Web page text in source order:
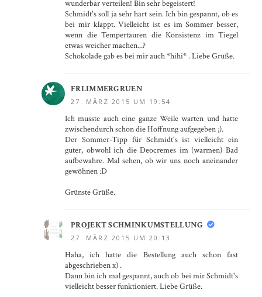
wunderbar verteilen! Bin sehr begeistert!
Schmidt's soll ja sehr hart sein. Ich bin gespannt, ob es
bei mir klappt. Vielleicht ist es im Sommer besser,
wenn die Tempertauren die Konsistenz im Tiegel
etwas weicher machen...?
Schokolade gab es bei mir auch *hihi* . Liebe Grüße.
FRLIMMERGRUEN
27. MÄRZ 2015 UM 19:54
Ich musste auch eine ganze Weile warten und hatte
zwischendurch schon die Hoffnung aufgegeben ;).
Der Sommer-Tipp für Schmidt's ist vielleicht ein
guter, obwohl ich die Deocremes im (warmen) Bad
aufbewahre. Mal sehen, ob wir uns noch aneinander
gewöhnen :D
Grünste Grüße.
PROJEKT SCHMINKUMSTELLUNG
27. MÄRZ 2015 UM 20:13
Haha, ich hatte die Bestellung auch schon fast
abgeschrieben x) .
Dann bin ich mal gespannt, auch ob bei mir Schmidt's
vielleicht besser funktioniert. Liebe Grüße.